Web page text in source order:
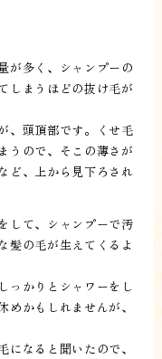
が多く、シャンプーの
しまうほどの抜け毛が
、頭頂部です。くせ毛
うので、そこの薄さが
ど、上から見下ろされ
して、シャンプーで汚
髪の毛が生えてくるよ
っかりとシャワーをし
かもしれませんが、
なると聞いたので、